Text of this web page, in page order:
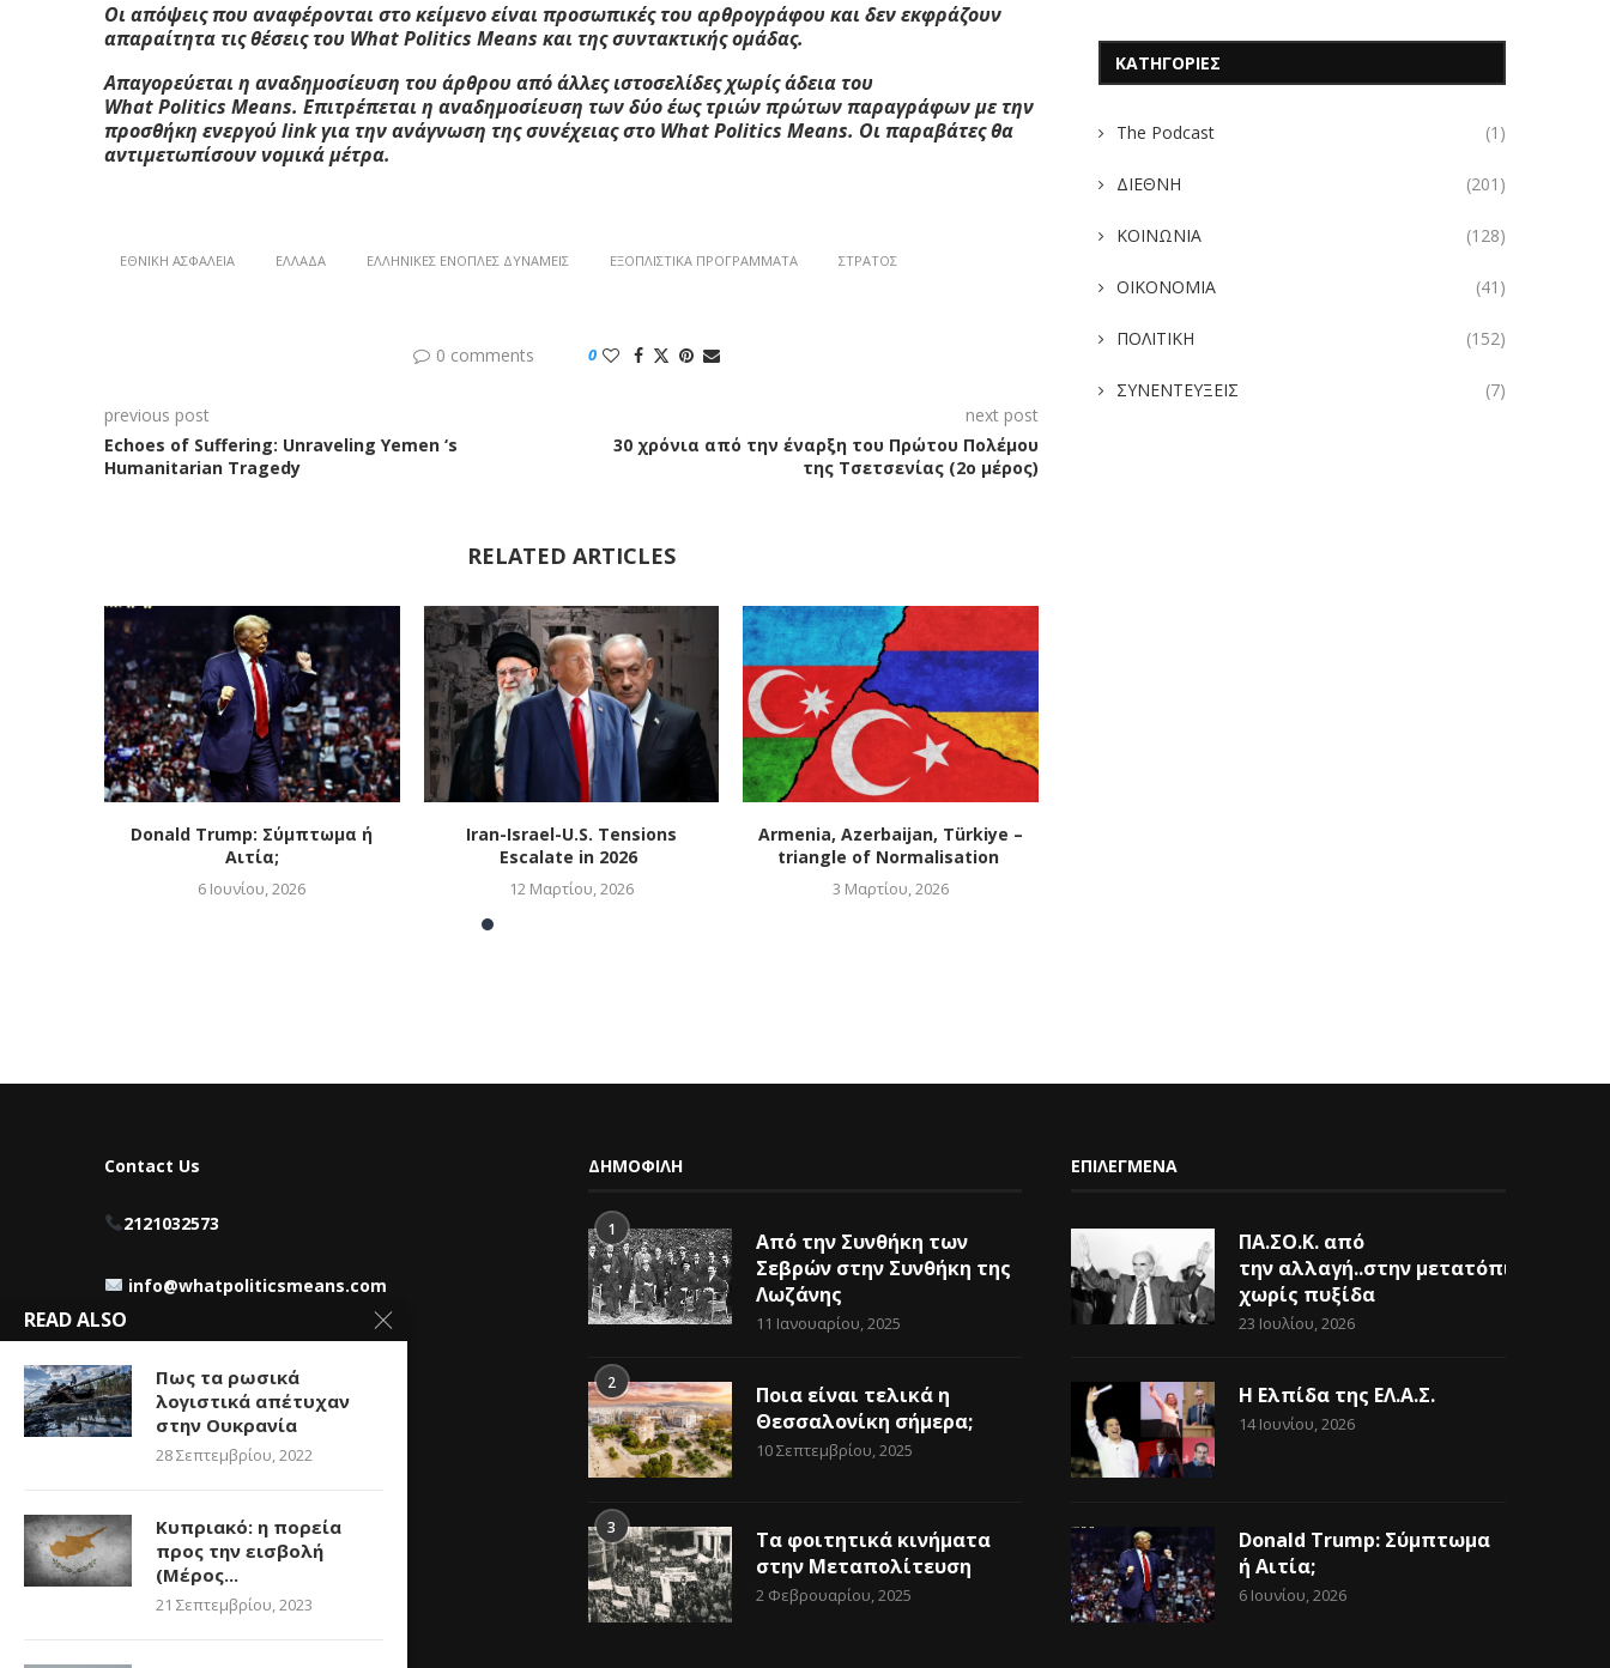
Οι απόψεις που αναφέρονται στο κείμενο είναι προσωπικές του αρθρογράφου και δεν εκφράζουν
απαραίτητα τις θέσεις του WhatPolitics Means και της συντακτικής ομάδας.
Απαγορεύεται η αναδημοσίευση του άρθρου από άλλες ιστοσελίδες χωρίς άδεια του
WhatPolitics Means. Επιτρέπεται η αναδημοσίευση των δύο έως τριών πρώτων παραγράφων με την
προσθήκη ενεργούlinkγια την ανάγνωση της συνέχειας στο WhatPolitics Means. Οι παραβάτες θα
αντιμετωπίσουν νομικά μέτρα.
ΕΘΝΙΚΉ ΑΣΦΆΛΕΙΑ ΕΛΛΆΔΑ ΕΛΛΗΝΙΚΈΣ ΈΝΟΠΛΈΣ ΔΥΝΑΜΕΊΣ ΕΞΟΠΛΙΣΤΙΚΆ ΠΡΟΓΡΆΜΜΑΤΑ ΣΤΡΑΤΌΣ
0 comments 0
previous post
Echoes of Suffering: Unraveling Yemen ‘s
Humanitarian Tragedy
next post
30 χρόνια από την έναρξη του Πρώτου Πολέμου
της Τσετσενίας (2ο μέρος)
RELATED ARTICLES
Donald Trump: Σύμπτωμα ή
Αιτία;
6 Ιουνίου, 2026
Iran-Israel-U.S. Tensions
Escalate in 2026
12 Μαρτίου, 2026
Armenia, Azerbaijan, Türkiye –
triangle of Normalisation
3 Μαρτίου, 2026
ΚΑΤΗΓΟΡΙΕΣ
The Podcast (1)
ΔΙΕΘΝΗ (201)
ΚΟΙΝΩΝΙΑ (128)
ΟΙΚΟΝΟΜΙΑ (41)
ΠΟΛΙΤΙΚΗ (152)
ΣΥΝΕΝΤΕΥΞΕΙΣ (7)
Contact Us
2121032573
info@whatpoliticsmeans.com
ΔΗΜΟΦΙΛΗ
1
Από την Συνθήκη των
Σεβρών στην Συνθήκη της
Λωζάνης
11 Ιανουαρίου, 2025
2
Ποια είναι τελικά η
Θεσσαλονίκη σήμερα;
10 Σεπτεμβρίου, 2025
3
Τα φοιτητικά κινήματα
στην Μεταπολίτευση
2 Φεβρουαρίου, 2025
ΕΠΙΛΕΓΜΕΝΑ
ΠΑ.ΣΟ.Κ. από
την αλλαγή..στην μετατόπιση
χωρίς πυξίδα
23 Ιουλίου, 2026
Η Ελπίδα της ΕΛ.Α.Σ.
14 Ιουνίου, 2026
Donald Trump: Σύμπτωμα
ή Αιτία;
6 Ιουνίου, 2026
READ ALSO
Πως τα ρωσικά
λογιστικά απέτυχαν
στην Ουκρανία
28 Σεπτεμβρίου, 2022
Κυπριακό: η πορεία
προς την εισβολή
(Μέρος...
21 Σεπτεμβρίου, 2023